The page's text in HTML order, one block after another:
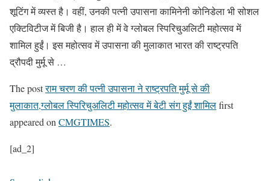
शूटिंग में व्यस्त है। वहीं, उनकी पत्नी उपासना कामिनेनी कोनिडेला भी सोशल
एक्टिविटीज में बिजी है। हाल ही में वे ग्लोबल स्पिरिचुअलिटी महोत्सव में
शामिल हुईं। इस महोत्सव में उपासना की मुलाकात भारत की राष्ट्रपति
द्रौपदी मुर्मू से …
The postराम चरण की पत्नी उपासना ने राष्ट्रपति मुर्मू से की
मुलाकात,ग्लोबल स्पिरिचुअलिटी महोत्सव में बेटी संग हुईं शामिलfirst
appeared onCMGTIMES.
[ad_2]